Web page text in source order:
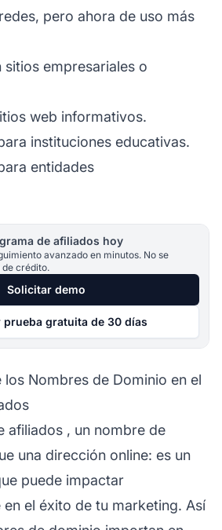
pero ahora de uso más
sitios empresariales o
web informativos.
instituciones educativas.
entidades
de afiliados hoy
avanzado en minutos. No se
crédito.
Solicitar demo
prueba gratuita de 30 días
Nombres de Dominio en el
afiliados , un nombre de
una dirección online: es un
puede impactar
el éxito de tu marketing. Así